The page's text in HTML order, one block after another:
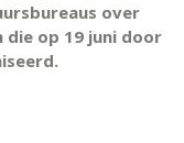
over
op 19 juni door